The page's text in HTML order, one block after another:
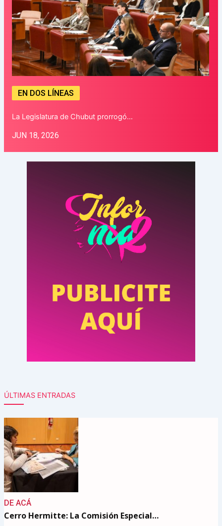
EN DOS LÍNEAS
La Legislatura de Chubut prorrogó…
JUN 18, 2026
ÚLTIMAS ENTRADAS
DE ACÁ
Cerro Hermitte: La Comisión Especial…